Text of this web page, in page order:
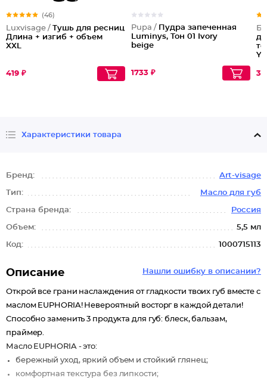
(46)
Luxvisage / Тушь для ресниц
Длина + изгиб + объем
XXL
419 ₽
Pupa / Пудра запеченная
Luminys, Тон 01 Ivory
beige
1733 ₽
Характеристики товара
Бренд: Art-visage
Тип: Масло для губ
Страна бренда: Россия
Объем: 5,5 мл
Код: 1000715113
Нашли ошибку в описании?
Описание
Открой все грани наслаждения от гладкости твоих губ вместе с
маслом EUPHORIA! Невероятный восторг в каждой детали!
Способно заменить 3 продукта для губ: блеск, бальзам,
праймер.
Масло EUPHORIA - это:
бережный уход, яркий объем и стойкий глянец;
комфортная текстура без липкости;